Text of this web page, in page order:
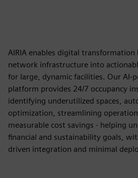
AIRIA enables digital
network infrastructure into
for large, dynamic facilities. Our AI-
platform provides 24/7 occupancy
identifying underutilized spaces,
optimization, streamlining
measurable cost savings - helping
financial and sustainability goals,
driven integration and minimal